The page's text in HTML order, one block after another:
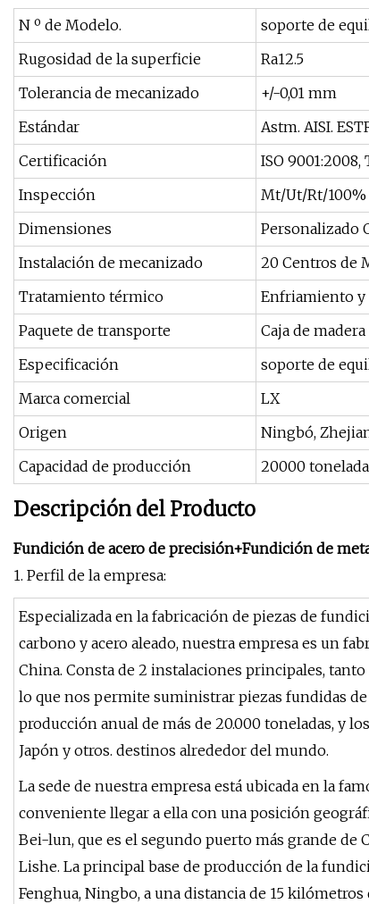
N º de Modelo.
soporte de
Rugosidad de la superficie
Ra12.5
Tolerancia de mecanizado
+/-0,01 mm
Estándar
Astm. AISI.
Certificación
ISO 9001:2008,
Inspección
Mt/Ut/Rt/100%
Dimensiones
Personalizado
Instalación de mecanizado
20 Centros de
Tratamiento térmico
Enfriamiento y
Paquete de transporte
Caja de
Especificación
soporte de
Marca comercial
LX
Origen
Ningbó,
Capacidad de producción
20000
Descripción del Producto
Fundición de acero de precisión+Fundición de
1. Perfil de la empresa:
Especializada en la fabricación de piezas de
carbono y acero aleado, nuestra empresa es un
China. Consta de 2 instalaciones principales,
lo que nos permite suministrar piezas fundidas
producción anual de más de 20.000 toneladas, y
Japón y otros. destinos alrededor del mundo.
La sede de nuestra empresa está ubicada en la
conveniente llegar a ella con una posición
Bei-lun, que es el segundo puerto más grande
Lishe. La principal base de producción de la
Fenghua, Ningbo, a una distancia de 15